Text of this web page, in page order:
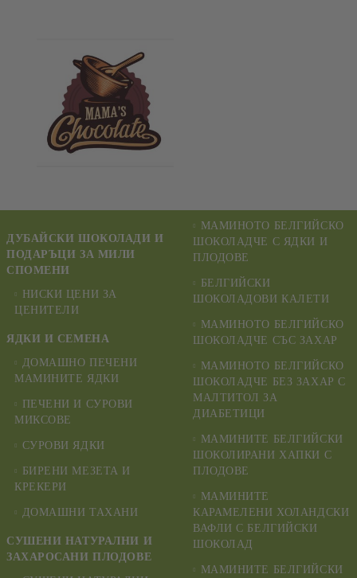
ДУБАЙСКИ ШОКОЛАДИ И
ПОДАРЪЦИ ЗА МИЛИ
СПОМЕНИ
НИСКИ ЦЕНИ ЗА
ЦЕНИТЕЛИ
ЯДКИ И СЕМЕНА
ДОМАШНО ПЕЧЕНИ
МАМИНИТЕ ЯДКИ
ПЕЧЕНИ И СУРОВИ
МИКСОВЕ
СУРОВИ ЯДКИ
БИРЕНИ МЕЗЕТА И
КРЕКЕРИ
ДОМАШНИ ТАХАНИ
СУШЕНИ НАТУРАЛНИ И
ЗАХАРОСАНИ ПЛОДОВЕ
МАМИНОТО БЕЛГИЙСКО
ШОКОЛАДЧЕ С ЯДКИ И
ПЛОДОВЕ
БЕЛГИЙСКИ
ШОКОЛАДОВИ КАЛЕТИ
МАМИНОТО БЕЛГИЙСКО
ШОКОЛАДЧЕ СЪС ЗАХАР
МАМИНОТО БЕЛГИЙСКО
ШОКОЛАДЧЕ БЕЗ ЗАХАР С
МАЛТИТОЛ ЗА
ДИАБЕТИЦИ
МАМИНИТЕ БЕЛГИЙСКИ
ШОКОЛИРАНИ ХАПКИ С
ПЛОДОВЕ
МАМИНИТЕ
КАРАМЕЛЕНИ ХОЛАНДСКИ
ВАФЛИ С БЕЛГИЙСКИ
ШОКОЛАД
МАМИНИТЕ БЕЛГИЙСКИ